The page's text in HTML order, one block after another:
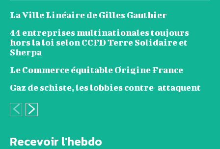
La Ville Linéaire de Gilles Gauthier
44 entreprises multinationales toujours
hors la loi selon CCFD Terre Solidaire et
Sherpa
Le Commerce équitable Origine France
Gaz de schiste, les lobbies contre-attaquent
Recevoir l'hebdo